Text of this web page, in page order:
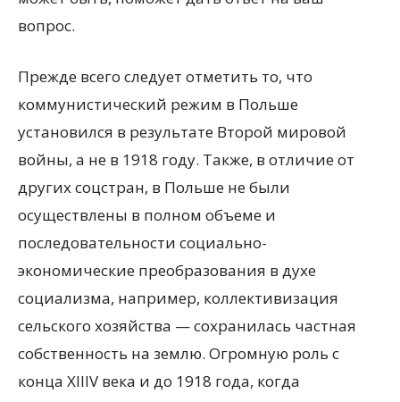
вопрос.
Прежде всего следует отметить то, что
коммунистический режим в Польше
установился в результате Второй мировой
войны, а не в 1918 году. Также, в отличие от
других соцстран, в Польше не были
осуществлены в полном объеме и
последовательности социально-
экономические преобразования в духе
социализма, например, коллективизация
сельского хозяйства — сохранилась частная
собственность на землю. Огромную роль с
конца XIIIV века и до 1918 года, когда